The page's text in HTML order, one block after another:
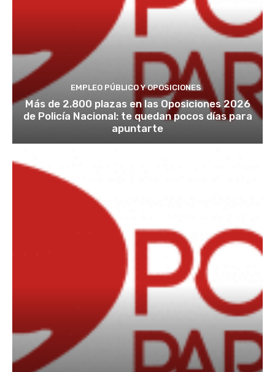
EMPLEO PÚBLICO Y OPOSICIONES
Más de 2.800 plazas en las Oposiciones 2026
de Policía Nacional: te quedan pocos días para
apuntarte